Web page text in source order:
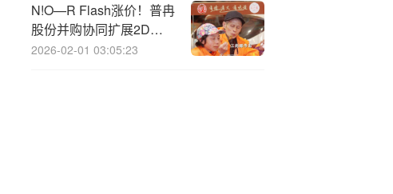
N!O—R Flash涨价！普冉
股份并购协同扩展2D
NAND溢价
2026-02-01 03:05:23